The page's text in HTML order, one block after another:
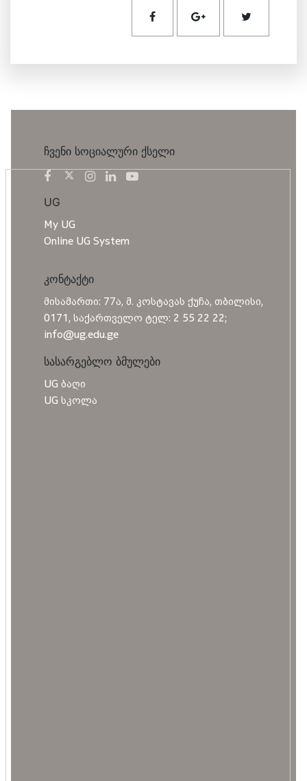
ჩვენი სოციალური ქსელი
UG
My UG
Online UG System
კონტაქტი
მისამართი: 77ა, მ. კოსტავას ქუჩა, თბილისი,
0171, საქართველო ტელ: 2 55 22 22;
info@ug.edu.ge
სასარგებლო ბმულები
UG ბაღი
UG სკოლა